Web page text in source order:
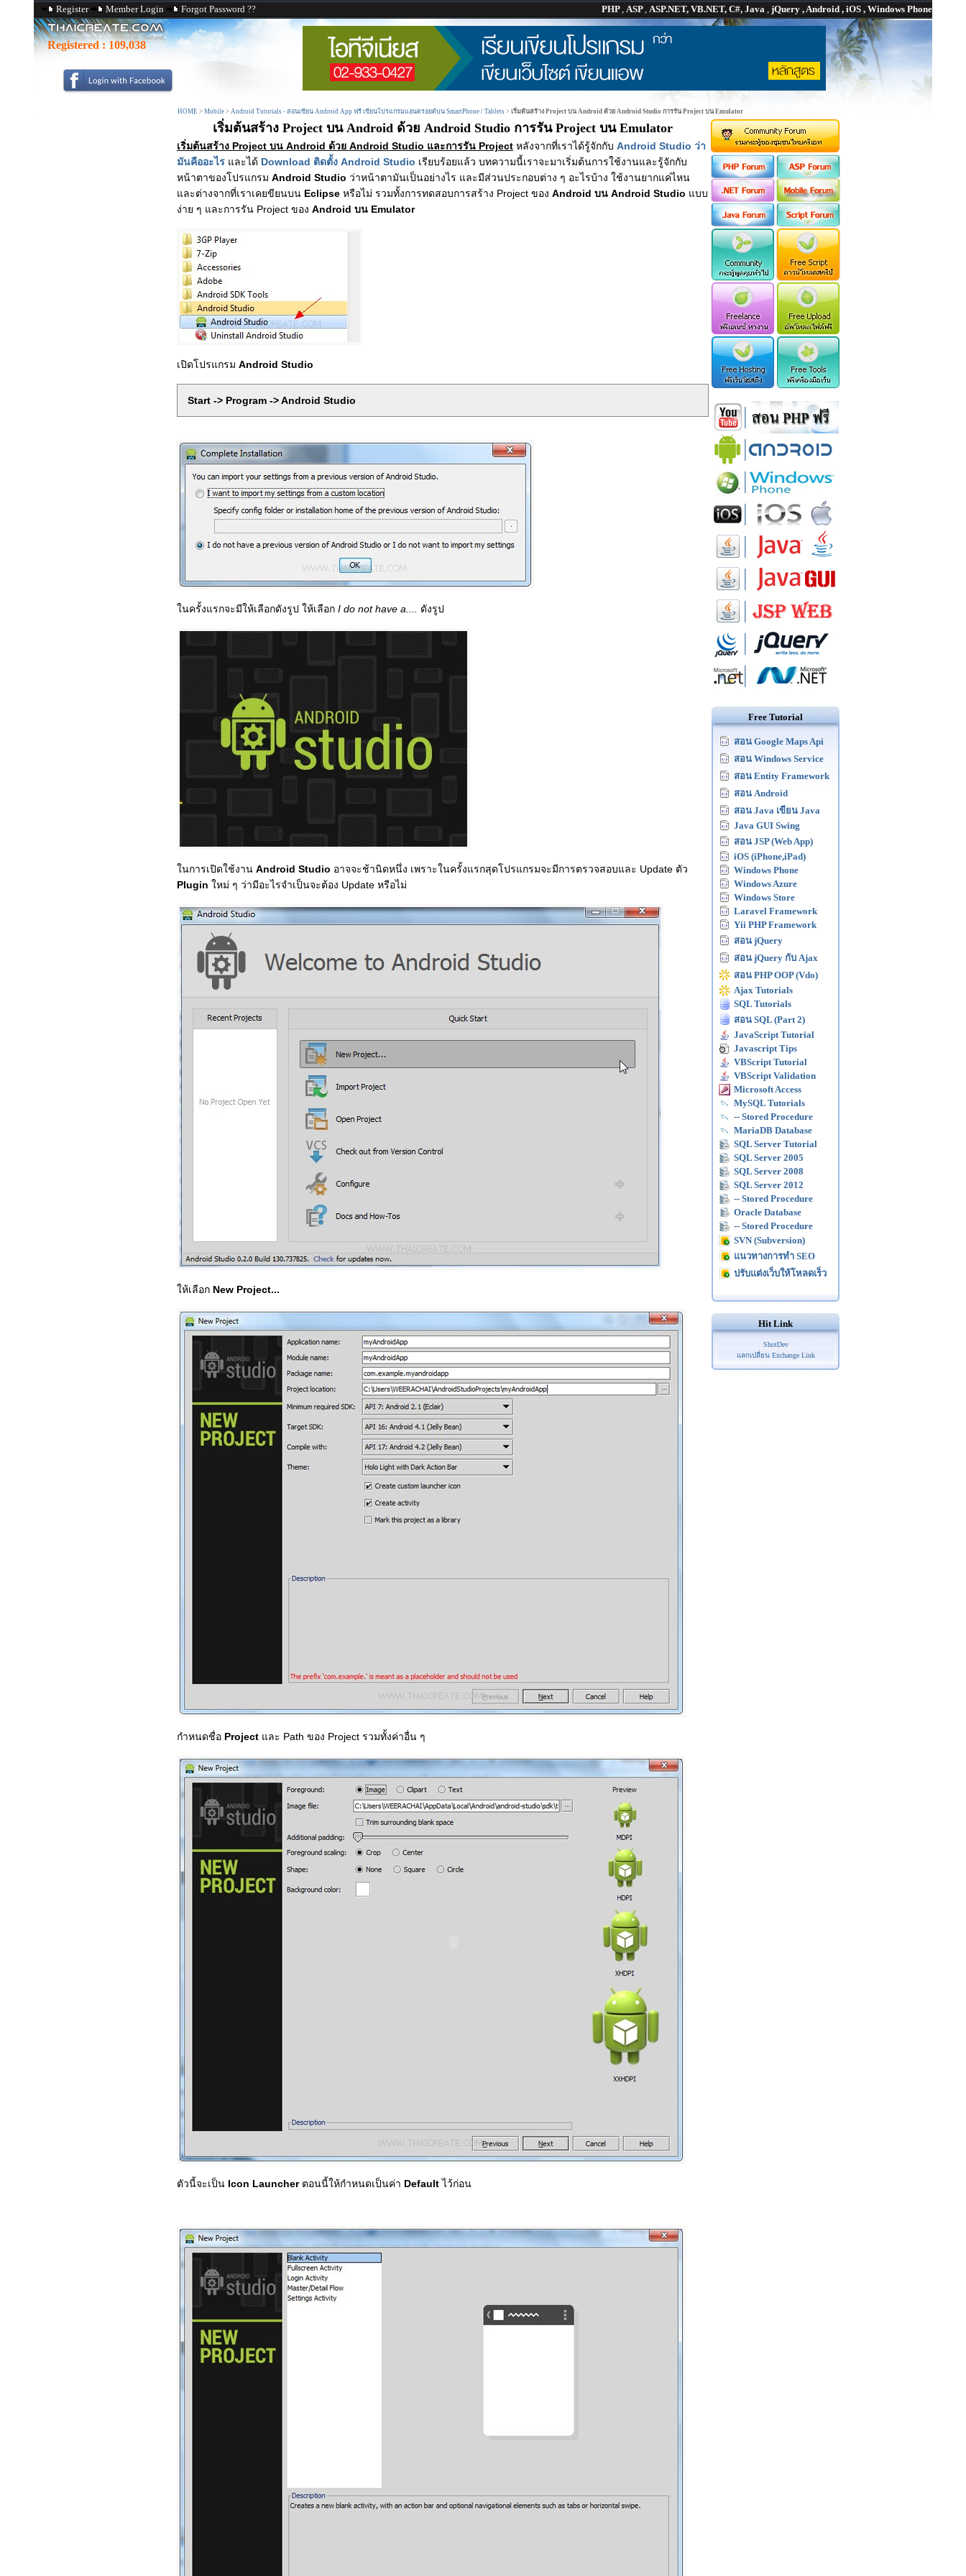
Register Member Login Forgot Password ?? PHP, ASP, ASP.NET, VB.NET, C#, Java , jQuery , Android , iOS , Windows Phone
Registered : 109,038
HOME > Mobile > Android Tutorials - สอนเขียน Android App ฟรี เขียนโปรแกรมแอนดรอยด์บน SmartPhone / Tablets > เริ่มต้นสร้าง Project บน Android ด้วย Android Studio การรัน Project บน Emulator
เริ่มต้นสร้าง Project บน Android ด้วย Android Studio การรัน Project บน Emulator
เริ่มต้นสร้าง Project บน Android ด้วย Android Studio และการรัน Project หลังจากที่เราได้รู้จักกับ Android Studio ว่า
มันคืออะไร และได้ Download ติดตั้ง Android Studio เรียบร้อยแล้ว บทความนี้เราจะมาเริ่มต้นการใช้งานและรู้จักกับ
หน้าตาของโปรแกรม Android Studio ว่าหน้าตามันเป็นอย่างไร และมีส่วนประกอบต่าง ๆ อะไรบ้าง ใช้งานยากแค่ไหน
และต่างจากที่เราเคยขียนบน Eclipse หรือไม่ รวมทั้งการทดสอบการสร้าง Project ของ Android บน Android Studio แบบ
ง่าย ๆ และการรัน Project ของ Android บน Emulator
เปิดโปรแกรม Android Studio
Start -> Program -> Android Studio
ในครั้งแรกจะมีให้เลือกดังรูป ให้เลือก I do not have a.... ดังรูป
ในการเปิดใช้งาน Android Studio อาจจะช้านิดหนึ่ง เพราะในครั้งแรกสุดโปรแกรมจะมีการตรวจสอบและ Update ตัว
Plugin ใหม่ ๆ ว่ามีอะไรจำเป็นจะต้อง Update หรือไม่
ให้เลือก New Project...
กำหนดชื่อ Project และ Path ของ Project รวมทั้งค่าอื่น ๆ
ตัวนี้จะเป็น Icon Launcher ตอนนี้ให้กำหนดเป็นค่า Defaultไว้ก่อน
Free Tutorial
สอน Google Maps Api
สอน Windows Service
สอน Entity Framework
สอน Android
สอน Java เขียน Java
Java GUI Swing
สอน JSP (Web App)
iOS (iPhone,iPad)
Windows Phone
Windows Azure
Windows Store
Laravel Framework
Yii PHP Framework
สอน jQuery
สอน jQuery กับ Ajax
สอน PHP OOP (Vdo)
Ajax Tutorials
SQL Tutorials
สอน SQL (Part 2)
JavaScript Tutorial
Javascript Tips
VBScript Tutorial
VBScript Validation
Microsoft Access
MySQL Tutorials
-- Stored Procedure
MariaDB Database
SQL Server Tutorial
SQL Server 2005
SQL Server 2008
SQL Server 2012
-- Stored Procedure
Oracle Database
-- Stored Procedure
SVN (Subversion)
แนวทางการทำ SEO
ปรับแต่งเว็บให้โหลดเร็ว
Hit Link
ShotDev
แลกเปลี่ยน Exchange Link